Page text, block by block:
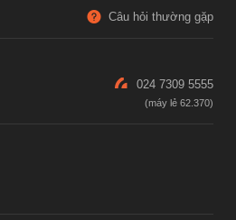
Câu hỏi thường gặp
024 7309 5555